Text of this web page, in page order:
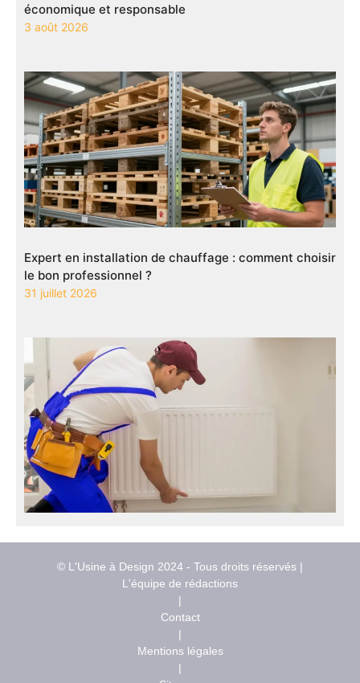
économique et responsable
3 août 2026
Expert en installation de chauffage : comment choisir
le bon professionnel ?
31 juillet 2026
© L'Usine à Design 2024 - Tous droits réservés |
L'équipe de rédactions
|
Contact
|
Mentions légales
|